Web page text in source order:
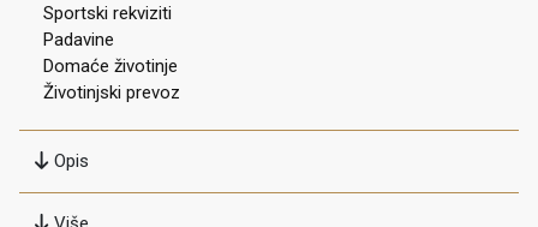
Sportski rekviziti
Padavine
Domaće životinje
Životinjski prevoz
Opis